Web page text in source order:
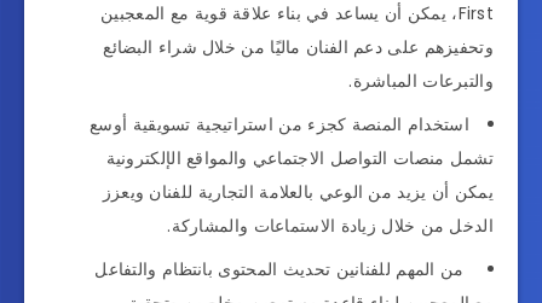
First، يمكن أن يساعد في بناء علاقة قوية مع المعجبين
وتحفيزهم على دعم الفنان ماليًا من خلال شراء البضائع
والتبرعات المباشرة.
استخدام المنصة كجزء من استراتيجية تسويقية أوسع
تشمل منصات التواصل الاجتماعي والمواقع الإلكترونية
يمكن أن يزيد من الوعي بالعلامة التجارية للفنان ويعزز
الدخل من خلال زيادة الاستماعات والمشاركة.
من المهم للفنانين تحديث المحتوى بانتظام والتفاعل